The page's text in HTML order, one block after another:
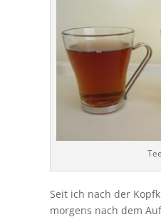
Tee
Seit ich nach der
morgens nach dem